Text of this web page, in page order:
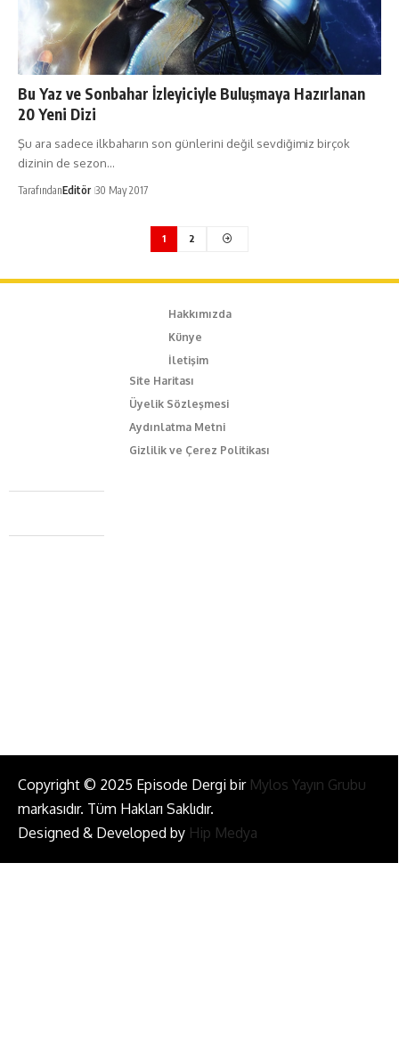
Bu Yaz ve Sonbahar İzleyiciyle Buluşmaya Hazırlanan
20 Yeni Dizi
Şu ara sadece ilkbaharın son günlerini değil sevdiğimiz birçok
dizinin de sezon…
TarafındanEditör 30 May 2017
1 2
Hakkımızda
Künye
İletişim
Site Haritası
Üyelik Sözleşmesi
Aydınlatma Metni
Gizlilik ve Çerez Politikası
Caferağa Mah. Dr. Şakir Paşa Sok. No3/A Kadıköy İstanbul
+90 543 345 46 00
Copyright © 2025 Episode Dergi bir Mylos Yayın Grubu
markasıdır. Tüm Hakları Saklıdır.
Designed & Developed by Hip Medya